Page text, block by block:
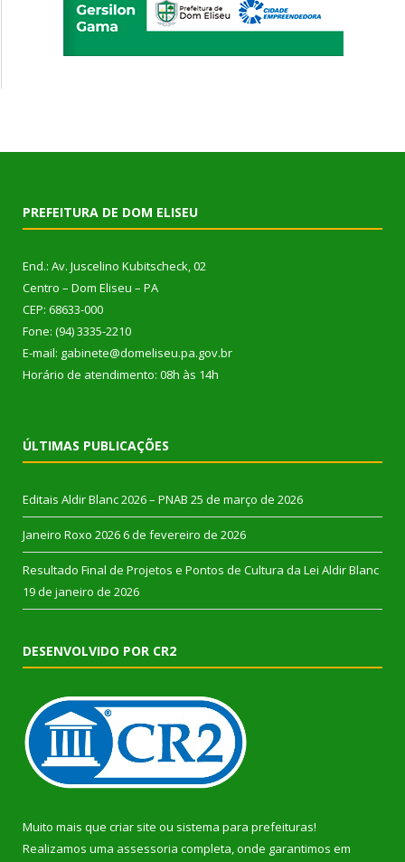
PREFEITURA DE DOM ELISEU
End.: Av. Juscelino Kubitscheck, 02
Centro – Dom Eliseu – PA
CEP: 68633-000
Fone: (94) 3335-2210
E-mail: gabinete@domeliseu.pa.gov.br
Horário de atendimento: 08h às 14h
ÚLTIMAS PUBLICAÇÕES
Editais Aldir Blanc 2026 – PNAB 25 de março de 2026
Janeiro Roxo 2026 6 de fevereiro de 2026
Resultado Final de Projetos e Pontos de Cultura da Lei Aldir Blanc
19 de janeiro de 2026
DESENVOLVIDO POR CR2
Muito mais que criar site ou sistema para prefeituras!
Realizamos uma assessoria completa, onde garantimos em